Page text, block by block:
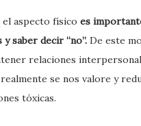
el aspecto físico es
saber decir “no”. De este
relaciones
realmente se nos valore y
tóxicas.